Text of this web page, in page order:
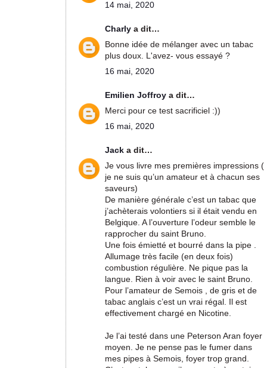
14 mai, 2020
Charly a dit…
Bonne idée de mélanger avec un tabac
plus doux. L'avez- vous essayé ?
16 mai, 2020
Emilien Joffroy a dit…
Merci pour ce test sacrificiel :))
16 mai, 2020
Jack a dit…
Je vous livre mes premières impressions (
je ne suis qu’un amateur et à chacun ses
saveurs)
De manière générale c’est un tabac que
j’achèterais volontiers si il était vendu en
Belgique. A l’ouverture l’odeur semble le
rapprocher du saint Bruno.
Une fois émietté et bourré dans la pipe .
Allumage très facile (en deux fois)
combustion régulière. Ne pique pas la
langue. Rien à voir avec le saint Bruno.
Pour l’amateur de Semois , de gris et de
tabac anglais c’est un vrai régal. Il est
effectivement chargé en Nicotine.
Je l’ai testé dans une Peterson Aran foyer
moyen. Je ne pense pas le fumer dans
mes pipes à Semois, foyer trop grand.